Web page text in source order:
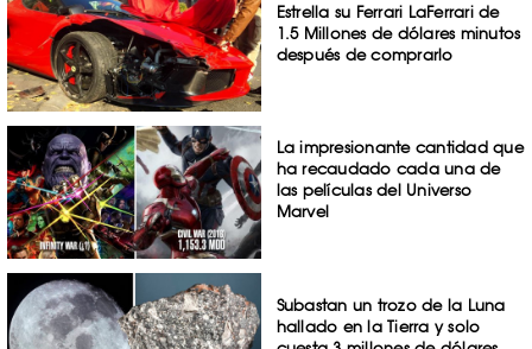
Estrella su Ferrari LaFerrari de
1.5 Millones de dólares minutos
después de comprarlo
La impresionante cantidad que
ha recaudado cada una de
las películas del Universo
Marvel
Subastan un trozo de la Luna
hallado en la Tierra y solo